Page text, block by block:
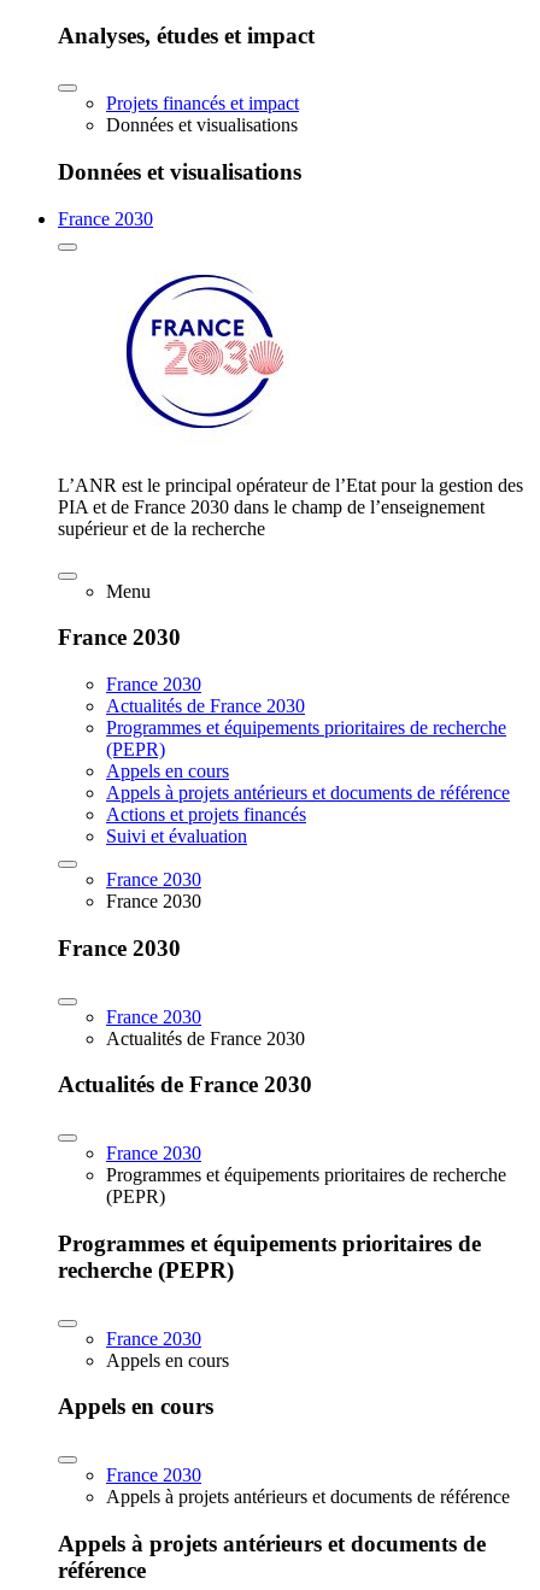
Analyses, études et impact
Projets financés et impact
Données et visualisations
Données et visualisations
France 2030
L’ANR est le principal opérateur de l’Etat pour la gestion des
PIA et de France 2030 dans le champ de l’enseignement
supérieur et de la recherche
Menu
France 2030
France 2030
Actualités de France 2030
Programmes et équipements prioritaires de recherche
(PEPR)
Appels en cours
Appels à projets antérieurs et documents de référence
Actions et projets financés
Suivi et évaluation
France 2030
France 2030
France 2030
France 2030
Actualités de France 2030
Actualités de France 2030
France 2030
Programmes et équipements prioritaires de recherche
(PEPR)
Programmes et équipements prioritaires de
recherche (PEPR)
France 2030
Appels en cours
Appels en cours
France 2030
Appels à projets antérieurs et documents de référence
Appels à projets antérieurs et documents de
référence